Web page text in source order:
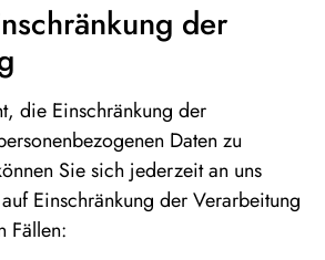
der
die Einschränkung der
Daten zu
Sie sich jederzeit an uns
Einschränkung der Verarbeitung
Fällen: